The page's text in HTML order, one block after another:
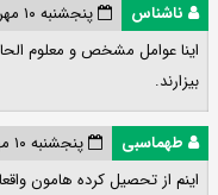
ناشناس
پنجشنبه ۱۰ مهر ۱۴۰۴ ۱۸:۳۰:۴۳
اینا عوامل مشخص و معلوم
بیزارند.
طهماسبی
پنجشنبه ۱۰ مهر ۱۴۰۴ ۱۹:۲۰:۲۲
اینم از تحصیل کرده هامون